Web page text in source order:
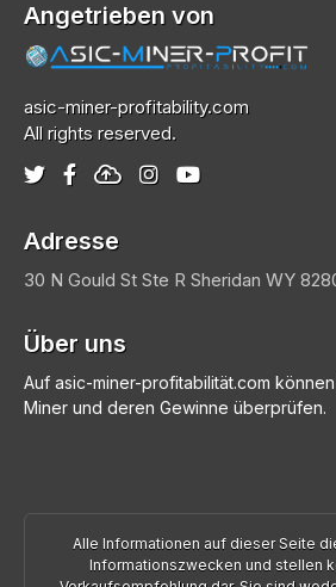
Angetrieben von
asic-miner-profitability.com
All rights reserved.
Adresse
30 N Gould St Ste R Sheridan WY
Über uns
Auf asic-miner-profitabilität.com
Miner und deren Gewinne überprüfen.
Alle Informationen auf dieser Seite
Informationszwecken und stellen